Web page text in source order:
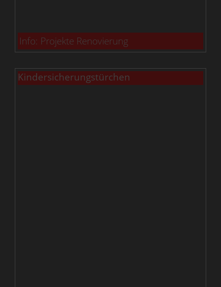
Info: Projekte Renovierung
Kindersicherungstürchen